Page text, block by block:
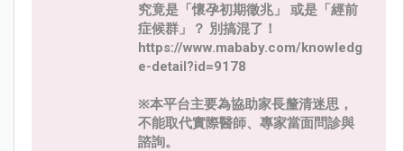
究竟是「懷孕初期徵兆」 或是「經前
症候群」？ 別搞混了！
https://www.mababy.com/knowledg
e-detail?id=9178
※本平台主要為協助家長釐清迷思，
不能取代實際醫師、專家當面問診與
諮詢。